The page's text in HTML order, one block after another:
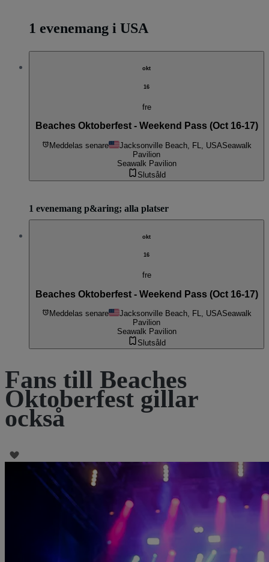
1 evenemang i USA
okt
16
fre
Beaches Oktoberfest - Weekend Pass (Oct 16-17)
Meddelas senare Jacksonville Beach, FL, USASeawalk
Pavilion
Seawalk Pavilion
Slutsåld
1 evenemang p&aring; alla platser
okt
16
fre
Beaches Oktoberfest - Weekend Pass (Oct 16-17)
Meddelas senare Jacksonville Beach, FL, USASeawalk
Pavilion
Seawalk Pavilion
Slutsåld
Fans till Beaches
Oktoberfest gillar
också